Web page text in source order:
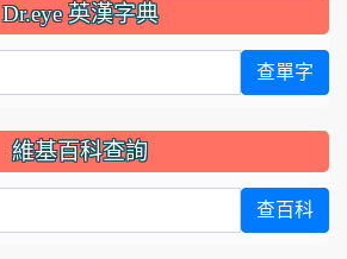
Dr.eye 英漢字典
查單字
維基百科查詢
查百科